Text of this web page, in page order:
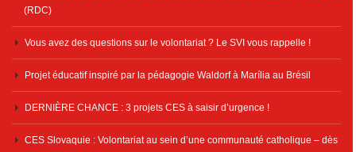
(RDC)
Vous avez des questions sur le volontariat ? Le SVI vous rappelle !
Projet éducatif inspiré par la pédagogie Waldorf à Marília au Brésil
DERNIÈRE CHANCE : 3 projets CES à saisir d’urgence !
CES Slovaquie : Volontariat au sein d’une communauté catholique – dès